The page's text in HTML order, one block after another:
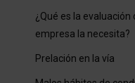
¿Qué es la
empresa la necesita?
Prelación en la vía